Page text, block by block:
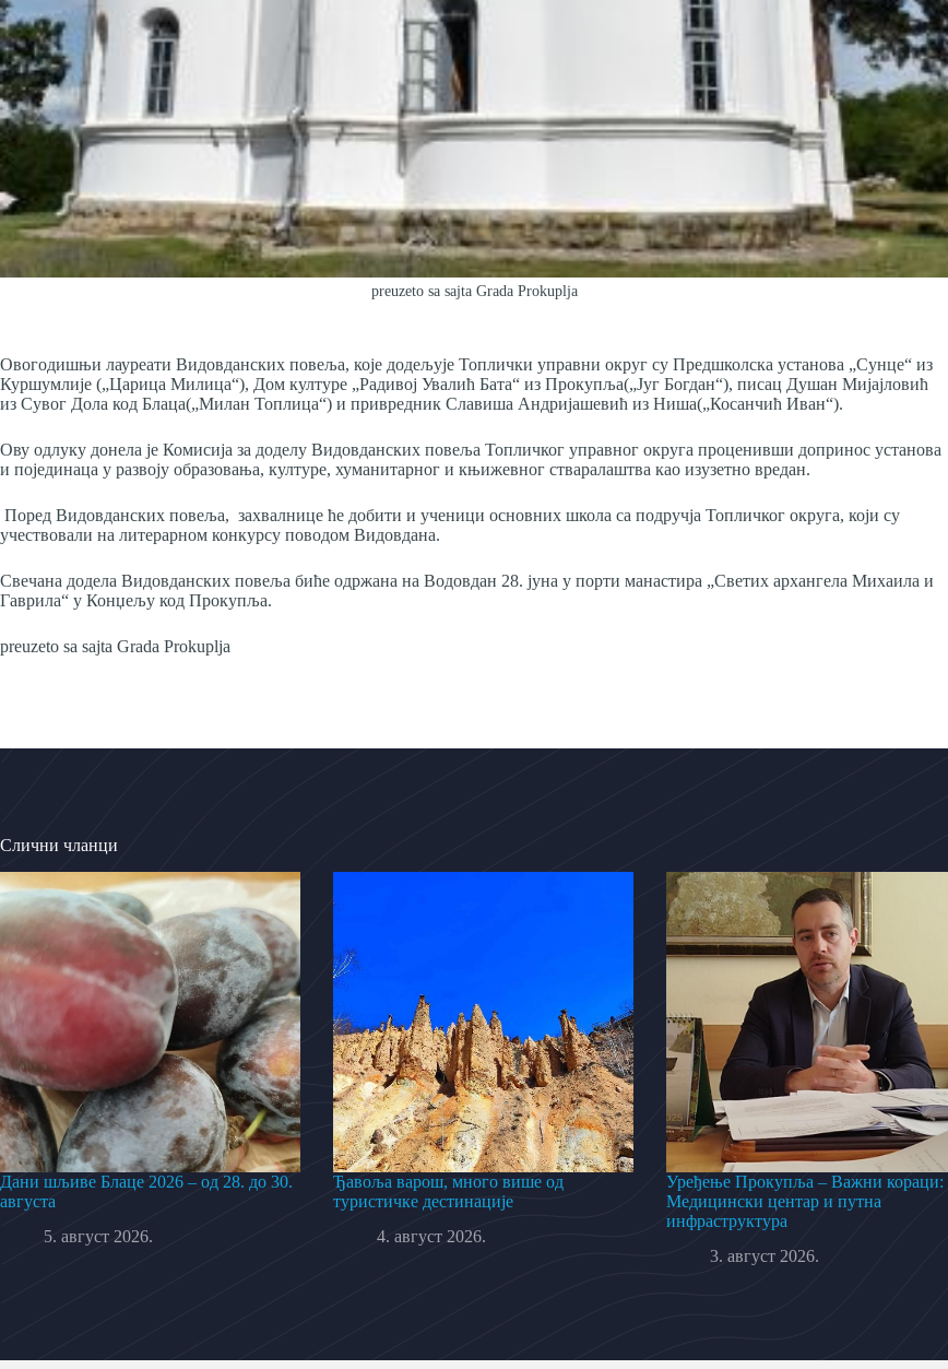
preuzeto sa sajta Grada Prokuplja
Овогодишњи лауреати Видовданских повеља, које додељује Топлички управни округ су Предшколска установа „Сунце“ из
Куршумлије („Царица Милица“), Дом културе „Радивој Увалић Бата“ из Прокупља(„Југ Богдан“), писац Душан Мијајловић
из Сувог Дола код Блаца(„Милан Топлица“) и привредник Славиша Андријашевић из Ниша(„Косанчић Иван“).
Ову одлуку донела је Комисија за доделу Видовданских повеља Топличког управног округа проценивши допринос установа
и појединаца у развоју образовања, културе, хуманитарног и књижевног стваралаштва као изузетно вредан.
Поред Видовданских повеља, захвалнице ће добити и ученици основних школа са подручја Топличког округа, који су
учествовали на литерарном конкурсу поводом Видовдана.
Свечана додела Видовданских повеља биће одржана на Водовдан 28. јуна у порти манастира „Светих архангела Михаила и
Гаврила“ у Конџељу код Прокупља.
preuzeto sa sajta Grada Prokuplja
Слични чланци
Дани шљиве Блаце 2026 – од 28. до 30.
августа
5. август 2026.
Ђавоља варош, много више од
туристичке дестинације
4. август 2026.
Уређење Прокупља – Важни кораци:
Медицински центар и путна
инфраструктура
3. август 2026.